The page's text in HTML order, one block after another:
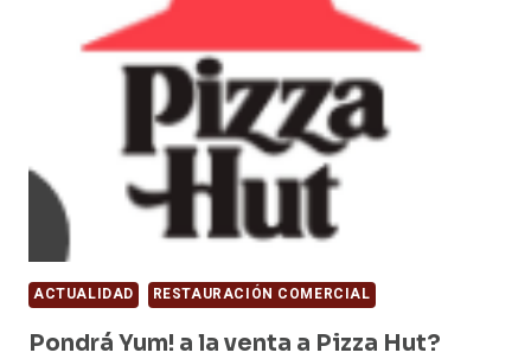
ACTUALIDAD RESTAURACIÓN COMERCIAL
Pondrá Yum! a la venta a Pizza Hut?